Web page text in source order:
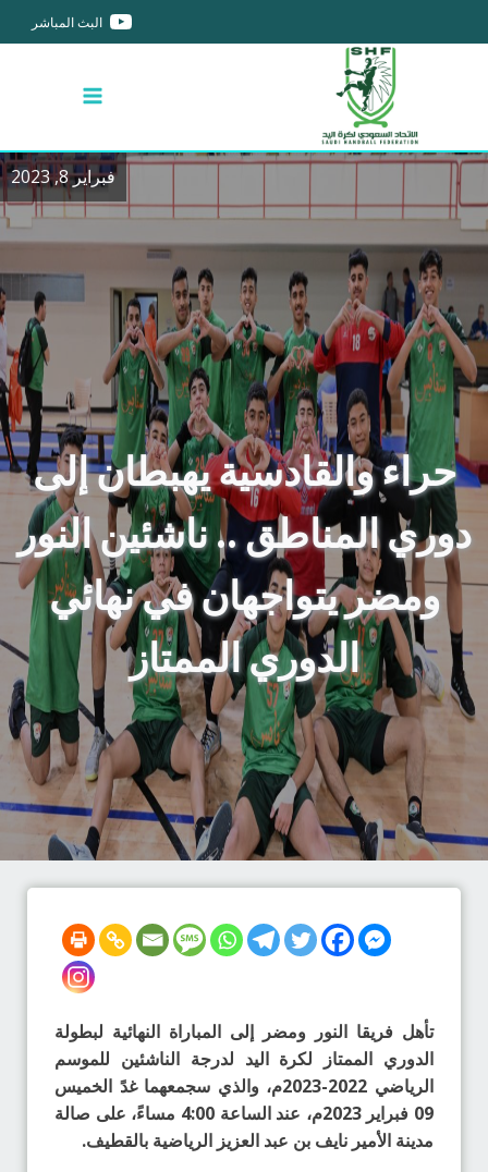
البث المباشر
فبراير 8, 2023
حراء والقادسية يهبطان إلى
دوري المناطق .. ناشئين النور
ومضر يتواجهان في نهائي
الدوري الممتاز
تأهل فريقا النور ومضر إلى المباراة النهائية لبطولة
الدوري الممتاز لكرة اليد لدرجة الناشئين للموسم
الرياضي 2022-2023م، والذي سجمعهما غدً الخميس
09 فبراير 2023م، عند الساعة 4:00 مساءً، على صالة
مدينة الأمير نايف بن عبد العزيز الرياضية بالقطيف.